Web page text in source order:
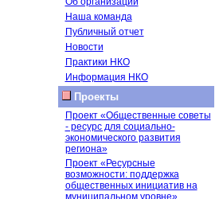
Наша команда
Публичный отчет
Новости
Практики НКО
Информация НКО
Проекты
Проект «Общественные советы
- ресурс для социально-
экономического развития
региона»
Проект «Ресурсные
возможности: поддержка
общественных инициатив на
муниципальном уровне»